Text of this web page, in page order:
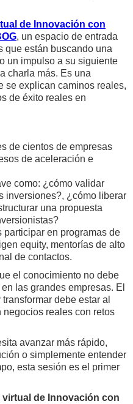
de Innovación con
, un espacio de entrada
que están buscando una
un impulso a su siguiente
charla más. Es una
se explican caminos reales,
de éxito reales en
de cientos de empresas
de aceleración e
como: ¿cómo validar
inversiones?, ¿cómo liberar
una propuesta
participar en programas de
equity, mentorías de alto
de contactos.
el conocimiento no debe
las grandes empresas. El
debe estar al
reales con retos
avanzar más rápido,
o simplemente entender
esta sesión es el primer
de Innovación con